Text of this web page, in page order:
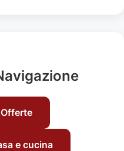
e cucina